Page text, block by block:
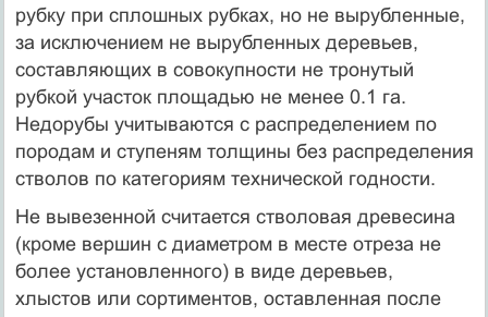
рубку при сплошных рубках, но не вырубленные,
за исключением не вырубленных деревьев,
составляющих в совокупности не тронутый
рубкой участок площадью не менее 0.1 га.
Недорубы учитываются с распределением по
породам и ступеням толщины без распределения
стволов по категориям технической годности.
Не вывезенной считается стволовая древесина
(кроме вершин с диаметром в месте отреза не
более установленного) в виде деревьев,
хлыстов или сортиментов, оставленная после